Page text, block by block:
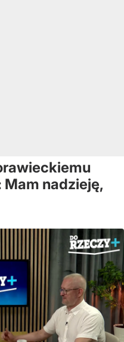
nadzieję,